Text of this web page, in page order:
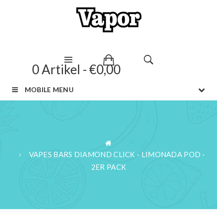
0 Artikel - €0,00
MOBILE MENU
VAPES BARS DIAMOND CLICK - LIMONADA POD -
2ER PACK